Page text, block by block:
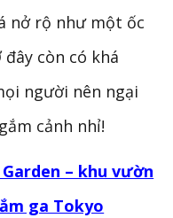
nở rộ như một ốc
còn có khá
người nên ngại
cảnh nhỉ!
Garden – khu vườn
ga Tokyo